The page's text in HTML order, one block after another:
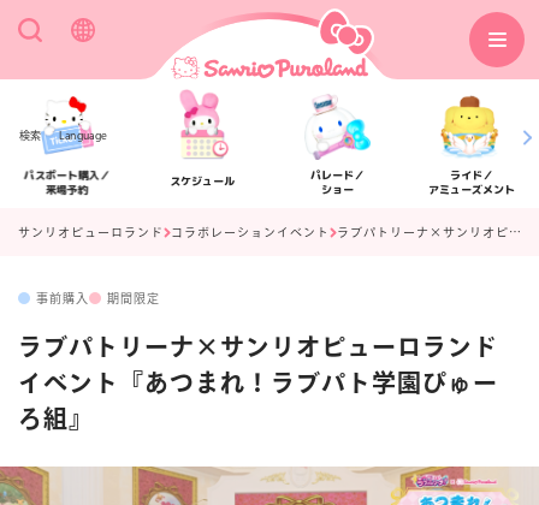
検索 Language
パスポート購入／
来場予約
スケジュール
パレード／
ショー
ライド／
アミューズメント
サンリオピューロランド コラボレーションイベント ラブパトリーナ×サンリオピューロランドイベント『あつまれ！ラブパト学園ぴゅーろ組』
事前購入 期間限定
ラブパトリーナ×サンリオピューロランド
イベント『あつまれ！ラブパト学園ぴゅー
ろ組』